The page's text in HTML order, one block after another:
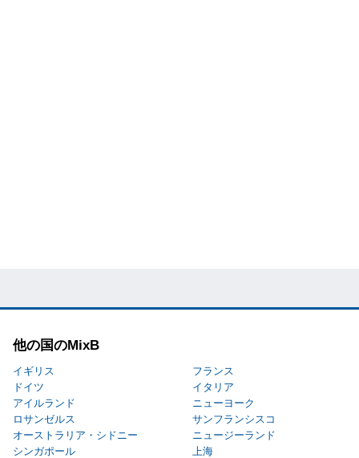
他の国のMixB
イギリス
フランス
ドイツ
イタリア
アイルランド
ニューヨーク
ロサンゼルス
サンフランシスコ
オーストラリア・シドニー
ニュージーランド
シンガポール
上海